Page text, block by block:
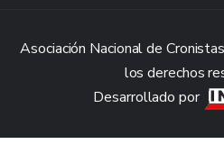
Asociación Nacional de
los derechos
Desarrollado por